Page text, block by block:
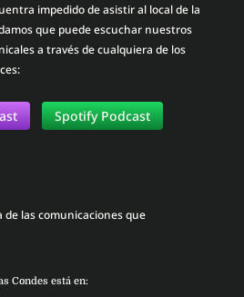
impedido de asistir al local de la
que puede escuchar nuestros
a través de cualquiera de los
Spotify Podcast
las comunicaciones que
Condes está en: